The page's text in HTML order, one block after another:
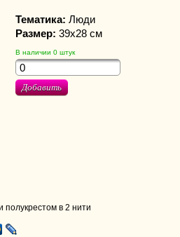
Тематика: Люди
Размер: 39х28 см
В наличии 0 штук
Добавить
полукрестом в 2 нити